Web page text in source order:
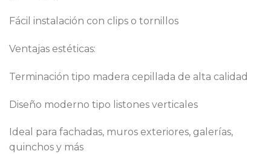
Fácil instalación con clips o tornillos
Ventajas estéticas:
Terminación tipo madera cepillada de alta calidad
Diseño moderno tipo listones verticales
Ideal para fachadas, muros exteriores, galerías,
quinchos y más